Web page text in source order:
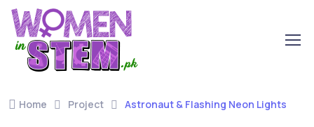
Home Project Astronaut & Flashing Neon Lights